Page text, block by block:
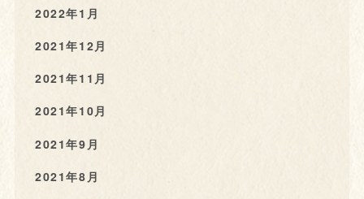
2022年1月
2021年12月
2021年11月
2021年10月
2021年9月
2021年8月